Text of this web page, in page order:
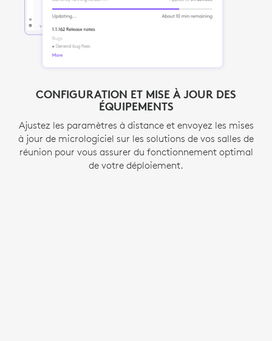
CONFIGURATION ET MISE À JOUR DES
ÉQUIPEMENTS
Ajustez les paramètres à distance et envoyez les mises
à jour de micrologiciel sur les solutions de vos salles de
réunion pour vous assurer du fonctionnement optimal
de votre déploiement.
AUTOMATISATION GRÂCE AUX ALERTES
Agissez rapidement et réduisez au maximum les
temps d’arrêt. Intégration ServiceNow Nécessite une
et notifications
par e-mail fournissent des alertes instantanées sur les
problèmes de salle ou de dispositif. Inclus dans